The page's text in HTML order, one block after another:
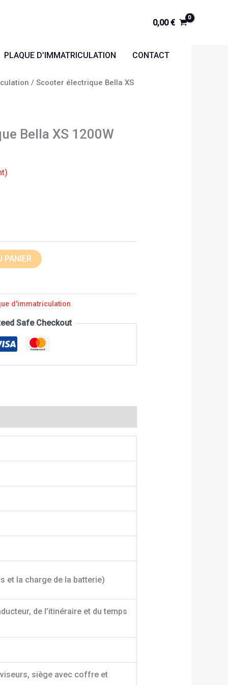
0,00€
PLAQUE D’IMMATRICULATION CONTACT
/ Scooter électrique Bella XS
Bella XS 1200W
PANIER
d'immatriculation
Safe Checkout
et la charge de la batterie)
de l’itinéraire et du temps
siège avec coffre et